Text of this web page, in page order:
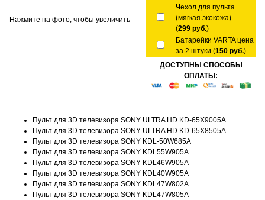
Нажмите на фото, чтобы увеличить
Чехол для пульта
(мягкая экокожа)
(299 руб.)
Батарейки VARTA цена
за 2 штуки (150 руб.)
ДОСТУПНЫ СПОСОБЫ
ОПЛАТЫ:
Пульт для 3D телевизора SONY ULTRA HD KD-65X9005A
Пульт для 3D телевизора SONY ULTRA HD KD-65X8505A
Пульт для 3D телевизора SONY KDL-50W685A
Пульт для 3D телевизора SONY KDL55W905A
Пульт для 3D телевизора SONY KDL46W905A
Пульт для 3D телевизора SONY KDL40W905A
Пульт для 3D телевизора SONY KDL47W802A
Пульт для 3D телевизора SONY KDL47W805A